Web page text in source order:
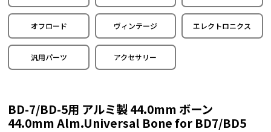
オフロード ヴィンテージ エレクトロニクス
汎用パーツ アクセサリー
BD-7/BD-5用 アルミ製 44.0mm ボーン
44.0mm Alm.Universal Bone for BD7/BD5